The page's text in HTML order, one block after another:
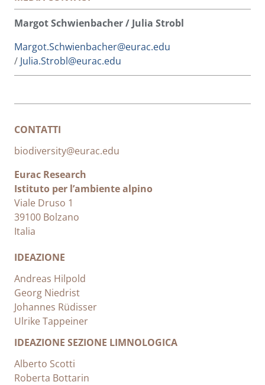
Margot Schwienbacher / Julia Strobl
Margot.Schwienbacher@eurac.edu
/ Julia.Strobl@eurac.edu
CONTATTI
biodiversity@eurac.edu
Eurac Research
Istituto per l’ambiente alpino
Viale Druso 1
39100 Bolzano
Italia
IDEAZIONE
Andreas Hilpold
Georg Niedrist
Johannes Rüdisser
Ulrike Tappeiner
IDEAZIONE SEZIONE LIMNOLOGICA
Alberto Scotti
Roberta Bottarin